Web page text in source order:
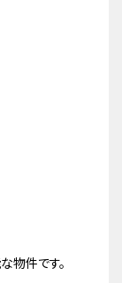
物件です。